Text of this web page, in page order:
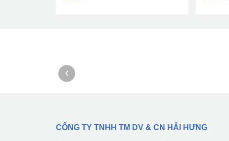
CÔNG TY TNHH TM DV & CN HẢI HƯNG